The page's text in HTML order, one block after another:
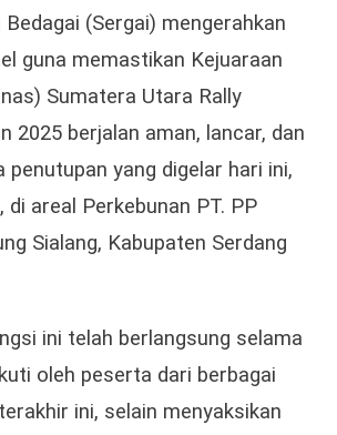
Maksimalkan
Hingga
Hari
Kejurnas
Sumut
Putaran
II
(Sergai) mengerahkan
guna memastikan Kejuaraan
Sumatera Utara Rally
2025 berjalan aman, lancar, dan
penutupan yang digelar hari ini,
di areal Perkebunan PT. PP
Sialang, Kabupaten Serdang
ini telah berlangsung selama
oleh peserta dari berbagai
ini, selain menyaksikan